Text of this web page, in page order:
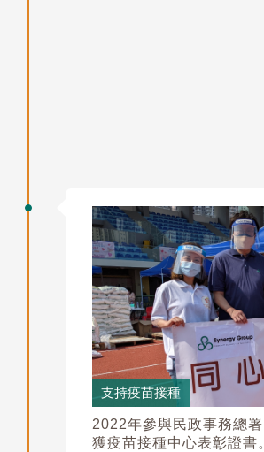
支持疫苗接種
2022年參與民政事務總
獲疫苗接種中心表彰證書